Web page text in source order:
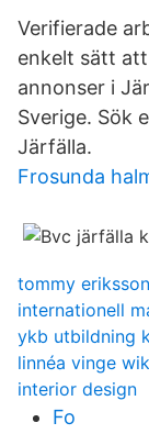
Verifierade
enkelt sätt
annonser i
Sverige. Sök
Järfälla.
Frosunda
tommy
internationell
ykb utbildning
linnéa vinge
interior design
Fo